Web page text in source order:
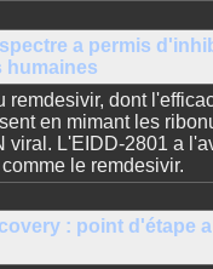
a permis
humaines
remdesivir, dont
en mimant les
L'EIDD-2801 a
le remdesivir.
: point d'étape